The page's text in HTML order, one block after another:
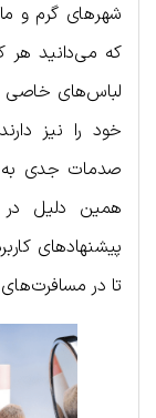
شهرهای گرم و
که می‌دانید هر
لباس‌های خاصی
خود را نیز
صدمات جدی به
همین دلیل در
پیشنهادهای
تا در